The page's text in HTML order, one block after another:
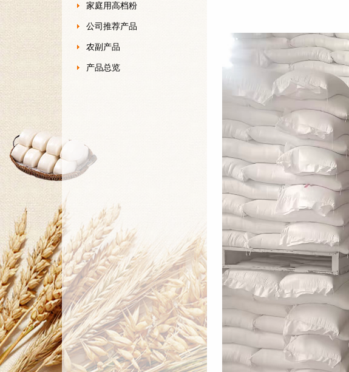
家庭用高档粉
公司推荐产品
农副产品
产品总览